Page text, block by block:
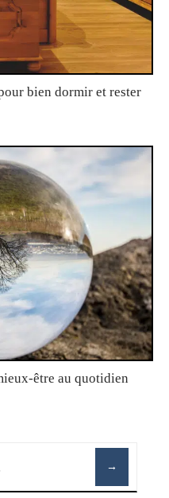
bien dormir et rester
être au quotidien